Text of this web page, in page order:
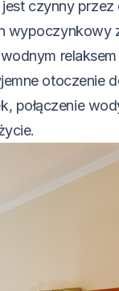
czynny przez
wypoczynkowy
relaksem
otoczenie